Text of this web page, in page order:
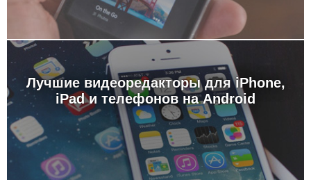
Лучшие видеоредакторы для iPhone,
iPad и телефонов на Android